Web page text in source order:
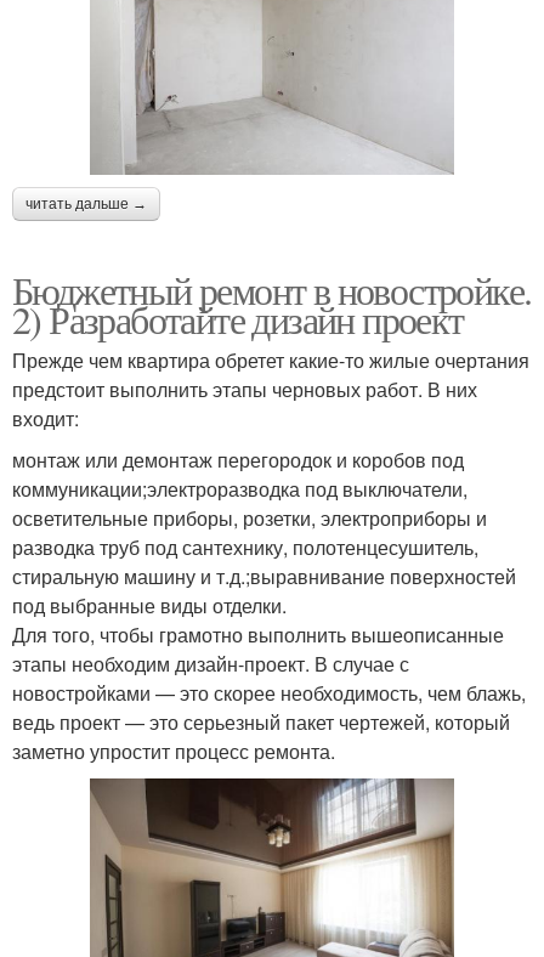
читать дальше →
Бюджетный ремонт в новостройке.
2) Разработайте дизайн проект
Прежде чем квартира обретет какие-то жилые очертания
предстоит выполнить этапы черновых работ. В них
входит:
монтаж или демонтаж перегородок и коробов под
коммуникации;электроразводка под выключатели,
осветительные приборы, розетки, электроприборы и
разводка труб под сантехнику, полотенцесушитель,
стиральную машину и т.д.;выравнивание поверхностей
под выбранные виды отделки.
Для того, чтобы грамотно выполнить вышеописанные
этапы необходим дизайн-проект. В случае с
новостройками — это скорее необходимость, чем блажь,
ведь проект — это серьезный пакет чертежей, который
заметно упростит процесс ремонта.